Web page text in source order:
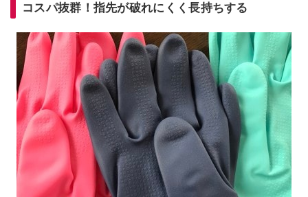
コスパ抜群！指先が破れにくく長持ちする